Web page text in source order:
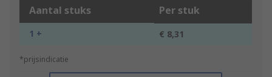
Aantal stuks Per stuk
1 + € 8,31
*prijsindicatie